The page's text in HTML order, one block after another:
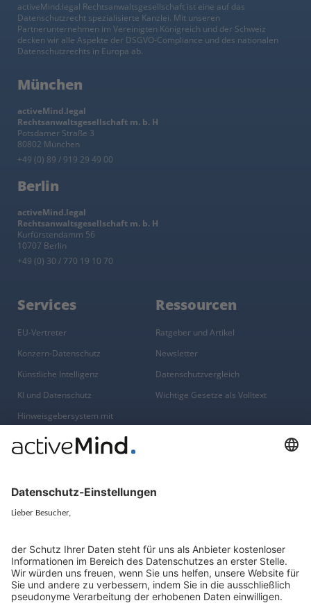
activeMind.legal Rechtsanwaltsgesellschaft ist eine auf das
Datenschutzrecht spezialisierte Kanzlei. Mit unseren
Partnerunternehmen im Vereinigten Königreich und der Schweiz
decken wir alle Aspekte der DSGVO-Compliance und des nationalen
Datenschutzrechts in Europa ab.
München
activeMind.legal
Rechtsanwaltsgesellschaft m. b. H
Potsdamer Straße 3
80802 München
+49 (0) 89 / 919 29 49 00
Berlin
activeMind.legal
Rechtsanwaltsgesellschaft m. b. H
Kurfürstendamm 56
10707 Berlin
+49 (0) 30 / 770 19 10 70
Services
EU-Vertreter
Konzern-Datenschutz
Künstliche Intelligenz
KI und Datenschutz
Hinweisgebersystem mit
Ressourcen
Ratgeber und Artikel
Newsletter
Datenschutzvergleich
Wichtige Gesetze als Volltext
Über uns
Unsere Experten
Presse, Medien & Events
Datenschutzhinweise
Impressum
activeMind AG (Deutschland)
Königreich)
Compliance-Portal
Online-Schulungs-Portal